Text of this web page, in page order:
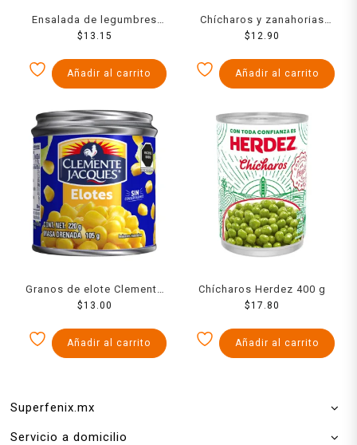
Ensalada de legumbres
Herdez 220 g
$13.15
Añadir al carrito
Chícharos y zanahorias
Del Monte 215 g
$12.90
Añadir al carrito
Granos de elote Clemente
Jacques 220 g
$13.00
Añadir al carrito
Chícharos Herdez 400 g
$17.80
Añadir al carrito
Superfenix.mx
Servicio a domicilio